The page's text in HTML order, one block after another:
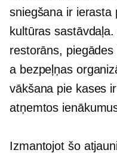
sniegšana ir ierasta
kultūras
restorāns,
a bezpeļņas
vākšana pie kases
atņemtos
Izmantojot šo